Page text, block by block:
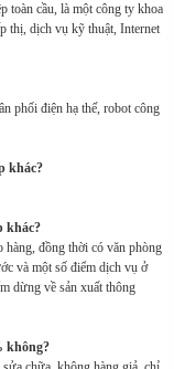
toàn cầu, là một công ty khoa
thị, dịch vụ kỹ thuật, Internet
phối điện hạ thế, robot công
khác?
khác?
đồng thời có văn phòng
và một số điểm dịch vụ ở
dừng về sản xuất thông
không?